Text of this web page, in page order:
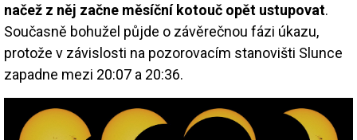
načež z něj začne měsíční kotouč opět ustupovat.
Současně bohužel půjde o závěrečnou fázi úkazu,
protože v závislosti na pozorovacím stanovišti Slunce
zapadne mezi 20:07 a 20:36.